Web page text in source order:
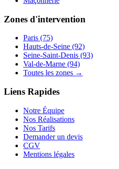
Zones d'intervention
Paris (75)
Hauts-de-Seine (92)
Seine-Saint-Denis (93)
Val-de-Marne (94)
Toutes les zones →
Liens Rapides
Notre Équipe
Nos Réalisations
Nos Tarifs
Demander un devis
CGV
Mentions légales